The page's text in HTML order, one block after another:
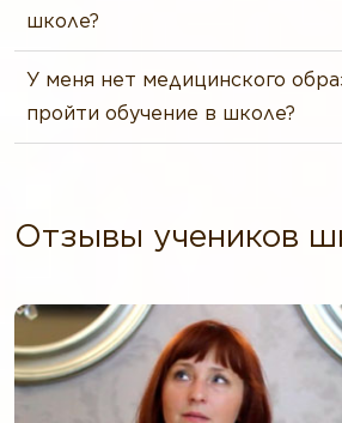
школе?
У меня нет медицинского
пройти обучение в школе?
Отзывы учеников